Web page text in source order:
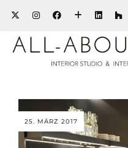
25. MÄRZ 2017